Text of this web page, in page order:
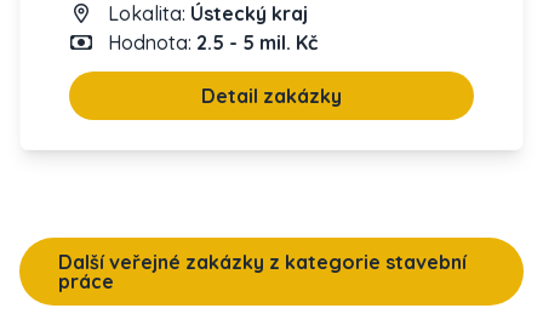
Lokalita: Ústecký kraj
Hodnota: 2.5 - 5 mil. Kč
Detail zakázky
Další veřejné zakázky z kategorie stavební
práce